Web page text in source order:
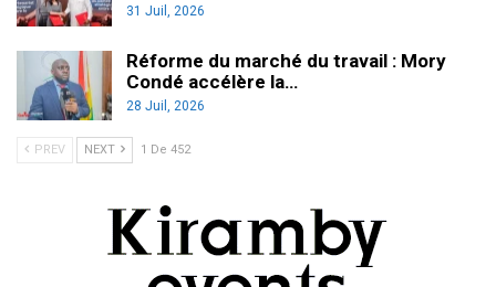
31 Juil, 2026
Réforme du marché du travail : Mory
Condé accélère la…
28 Juil, 2026
PREV NEXT 1 De 452